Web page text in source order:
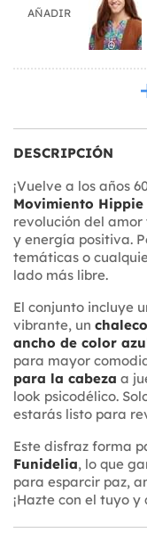
AÑADIR
DESCRIPCIÓN
¡Vuelve a los años
Movimiento
revolución del amor
y energía positiva.
temáticas o
lado más libre.
El conjunto incluye
vibrante, un
ancho de color
para mayor
para la cabeza a
look psicodélico.
estarás listo para
Este disfraz forma
Funidelia, lo que
para esparcir paz,
¡Hazte con el tuyo